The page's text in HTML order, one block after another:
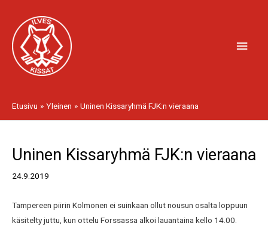
sisältöön
Etusivu Yleinen Uninen Kissaryhmä FJK:n vieraana
Uninen Kissaryhmä FJK:n vieraana
24.9.2019
Tampereen piirin Kolmonen ei suinkaan ollut nousun osalta loppuun
käsitelty juttu, kun ottelu Forssassa alkoi lauantaina kello 14.00.
selaus